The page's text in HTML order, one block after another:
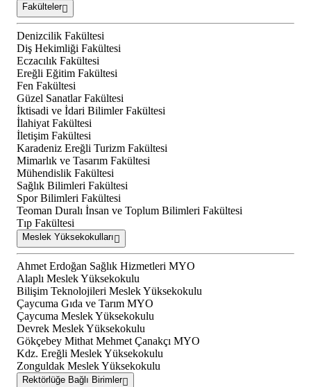
Fakülteler
Denizcilik Fakültesi
Diş Hekimliği Fakültesi
Eczacılık Fakültesi
Ereğli Eğitim Fakültesi
Fen Fakültesi
Güzel Sanatlar Fakültesi
İktisadi ve İdari Bilimler Fakültesi
İlahiyat Fakültesi
İletişim Fakültesi
Karadeniz Ereğli Turizm Fakültesi
Mimarlık ve Tasarım Fakültesi
Mühendislik Fakültesi
Sağlık Bilimleri Fakültesi
Spor Bilimleri Fakültesi
Teoman Duralı İnsan ve Toplum Bilimleri Fakültesi
Tıp Fakültesi
Meslek Yüksekokulları
Ahmet Erdoğan Sağlık Hizmetleri MYO
Alaplı Meslek Yüksekokulu
Bilişim Teknolojileri Meslek Yüksekokulu
Çaycuma Gıda ve Tarım MYO
Çaycuma Meslek Yüksekokulu
Devrek Meslek Yüksekokulu
Gökçebey Mithat Mehmet Çanakçı MYO
Kdz. Ereğli Meslek Yüksekokulu
Zonguldak Meslek Yüksekokulu
Rektörlüğe Bağlı Birimler